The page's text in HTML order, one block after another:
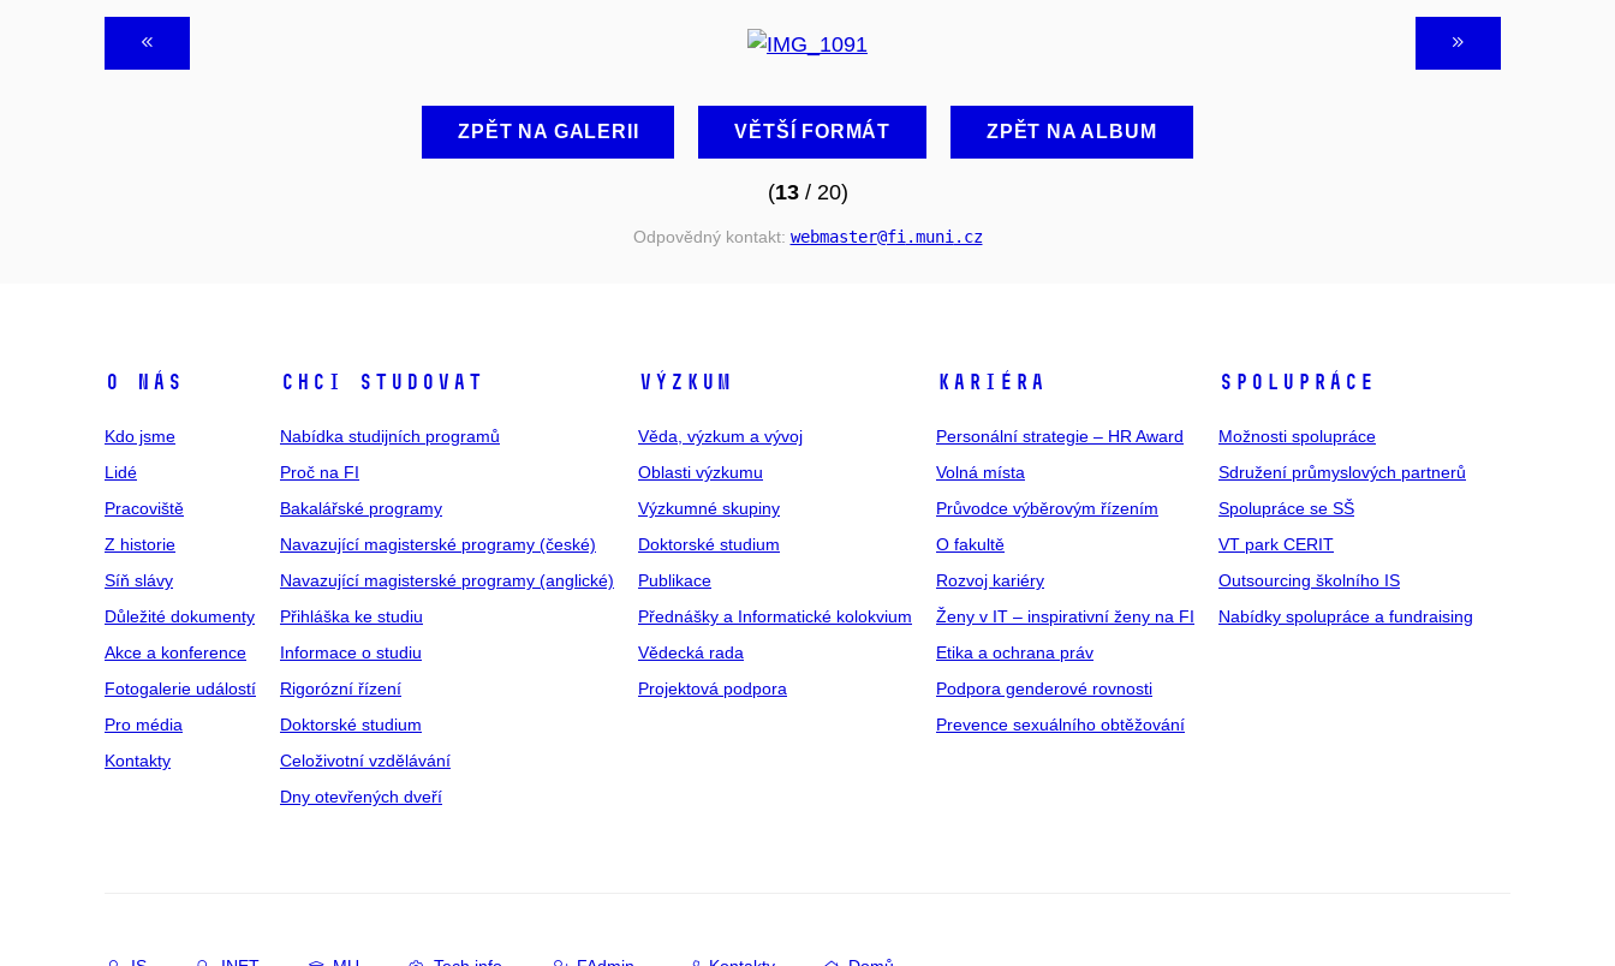
ZPĚT NA GALERII VĚTŠÍ FORMÁT ZPĚT NA ALBUM
(13/ 20)
Odpovědný kontakt: webmaster@fi .muni .cz
O NÁS
Kdo jsme
Lidé
Pracoviště
Z historie
Síň slávy
Důležité dokumenty
Akce a konference
Fotogalerie událostí
Pro média
Kontakty
CHCI STUDOVAT
Nabídka studijních programů
Proč na FI
Bakalářské programy
Navazující magisterské programy (české)
Navazující magisterské programy (anglické)
Přihláška ke studiu
Informace o studiu
Rigorózní řízení
Doktorské studium
Celoživotní vzdělávání
Dny otevřených dveří
VÝZKUM
Věda, výzkum a vývoj
Oblasti výzkumu
Výzkumné skupiny
Doktorské studium
Publikace
Přednášky a Informatické kolokvium
Vědecká rada
Projektová podpora
KARIÉRA
Personální strategie – HR Award
Volná místa
Průvodce výběrovým řízením
O fakultě
Rozvoj kariéry
Ženy v IT – inspirativní ženy na FI
Etika a ochrana práv
Podpora genderové rovnosti
Prevence sexuálního obtěžování
SPOLUPRÁCE
Možnosti spolupráce
Sdružení průmyslových partnerů
Spolupráce se SŠ
VT park CERIT
Outsourcing školního IS
Nabídky spolupráce a fundraising